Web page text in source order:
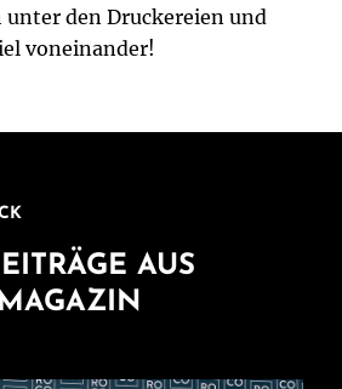
unter den Druckereien und
voneinander!
AUS